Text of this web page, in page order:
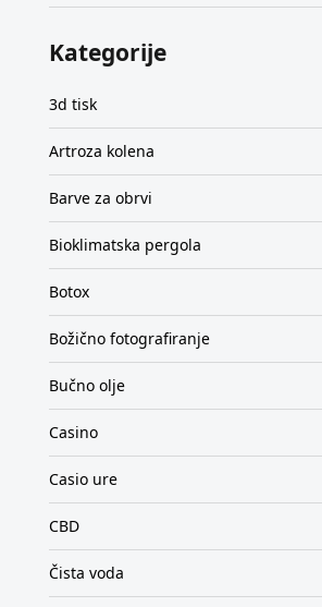
Kategorije
3d tisk
Artroza kolena
Barve za obrvi
Bioklimatska pergola
Botox
Božično fotografiranje
Bučno olje
Casino
Casio ure
CBD
Čista voda